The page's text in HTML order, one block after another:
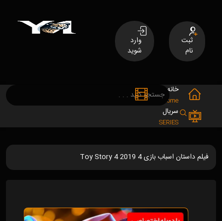
ثبت
نام
وارد
شوید
خانه
Home
سریال
SERIES
فیلم داستان اسباب بازی 4 Toy Story 4 2019